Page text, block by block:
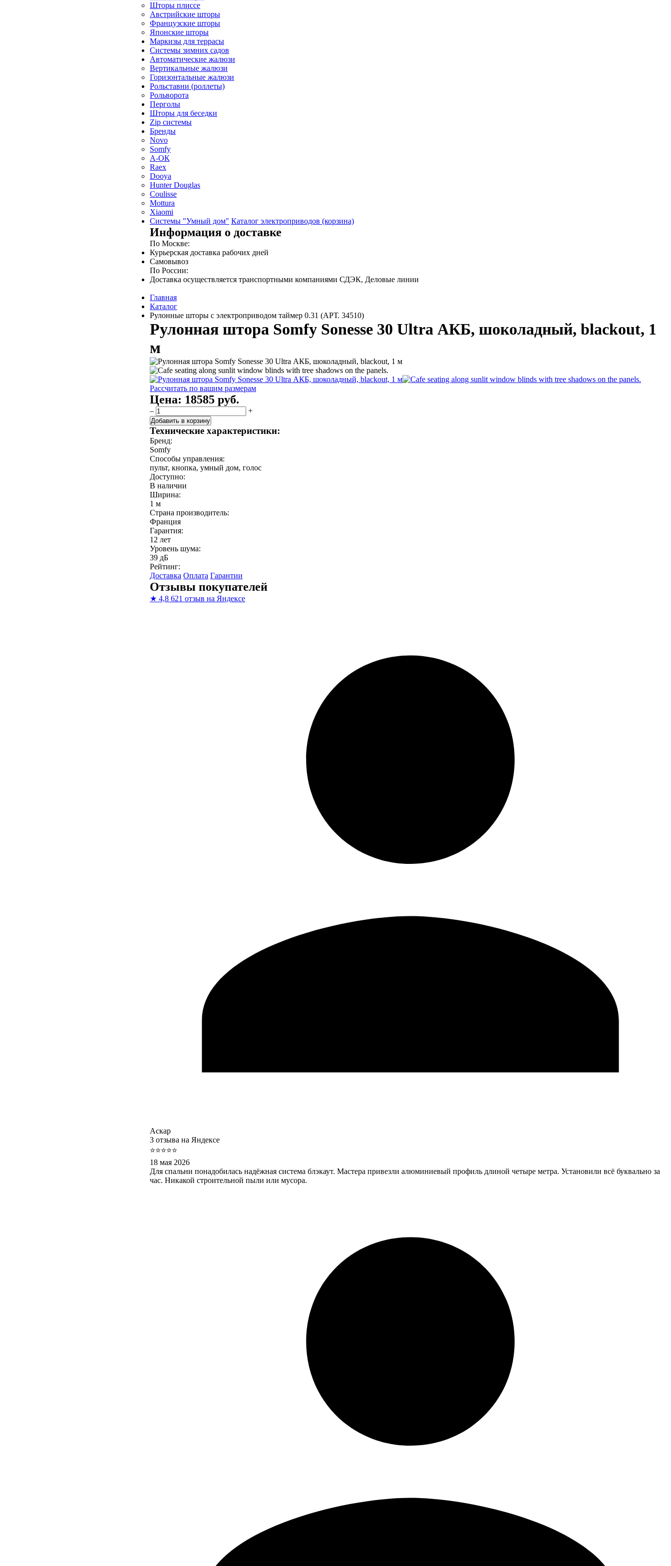
Шторы плиссе
Австрийские шторы
Французские шторы
Японские шторы
Маркизы для террасы
Системы зимних садов
Автоматические жалюзи
Вертикальные жалюзи
Горизонтальные жалюзи
Рольставни (роллеты)
Рольворота
Перголы
Шторы для беседки
Zip системы
Бренды
Novo
Somfy
А-ОК
Raex
Dooya
Hunter Douglas
Coulisse
Mottura
Xiaomi
Системы "Умный дом" Каталог электроприводов (корзина)
Информация о доставке
По Москве:
Курьерская доставка рабочих дней
Самовывоз
По России:
Доставка осуществляется транспортными компаниями СДЭК, Деловые линии
Главная
Каталог
Рулонные шторы с электроприводом таймер 0.31 (АРТ. 34510)
Рулонная штора Somfy Sonesse 30 Ultra АКБ, шоколадный, blackout, 1
м
Рассчитать по вашим размерам
Цена: 18585 руб.
– +
Добавить в корзину
Технические характеристики:
Бренд:
Somfy
Способы управления:
пульт, кнопка, умный дом, голос
Доступно:
В наличии
Ширина:
1 м
Страна производитель:
Франция
Гарантия:
12 лет
Уровень шума:
39 дБ
Рейтинг:
Доставка Оплата Гарантии
Отзывы покупателей
★ 4,8 621 отзыв на Яндексе
Аскар
3 отзыва на Яндексе
⭐⭐⭐⭐⭐
18 мая 2026
Для спальни понадобилась надёжная система блэкаут. Мастера привезли алюминиевый профиль длиной четыре метра. Установили всё буквально за
час. Никакой строительной пыли или мусора.